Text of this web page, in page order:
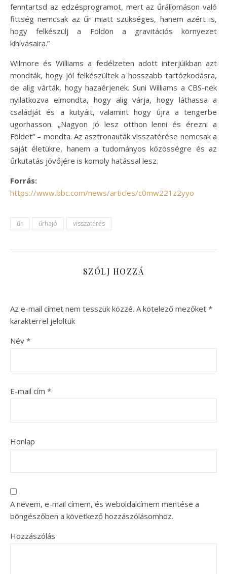
fenntartsd az edzésprogramot, mert az űrállomáson való
fittség nemcsak az űr miatt szükséges, hanem azért is,
hogy felkészülj a Földön a gravitációs környezet
kihívásaira.”
Wilmore és Williams a fedélzeten adott interjúikban azt
mondták, hogy jól felkészültek a hosszabb tartózkodásra,
de alig várták, hogy hazaérjenek. Suni Williams a CBS-nek
nyilatkozva elmondta, hogy alig várja, hogy láthassa a
családját és a kutyáit, valamint hogy újra a tengerbe
ugorhasson. „Nagyon jó lesz otthon lenni és érezni a
Földet” – mondta. Az asztronauták visszatérése nemcsak a
saját életükre, hanem a tudományos közösségre és az
űrkutatás jövőjére is komoly hatással lesz.
Forrás:
https://www.bbc.com/news/articles/c0mw221z2yyo
űr űrhajó visszatérés
SZÓLJ HOZZÁ
Az e-mail címet nem tesszük közzé. A kötelező mezőket *
karakterrel jelöltük
Név *
E-mail cím *
Honlap
A nevem, e-mail címem, és weboldalcímem mentése a
böngészőben a következő hozzászólásomhoz.
Hozzászólás